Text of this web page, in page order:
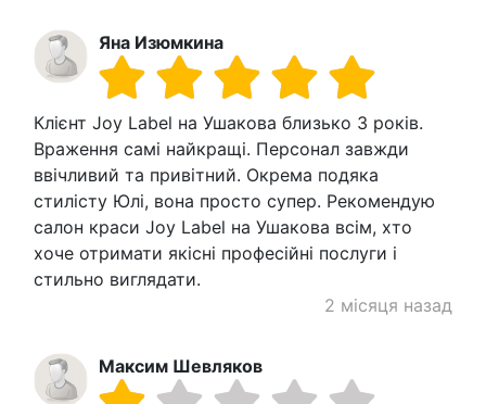
Яна Изюмкина
Клієнт Joy Label на Ушакова близько 3 років.
Враження самі найкращі. Персонал завжди
ввічливий та привітний. Окрема подяка
стилісту Юлі, вона просто супер. Рекомендую
салон краси Joy Label на Ушакова всім, хто
хоче отримати якісні професійні послуги і
стильно виглядати.
2 місяця назад
Максим Шевляков